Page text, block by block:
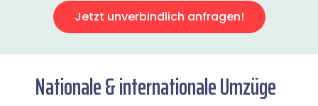
Jetzt unverbindlich anfragen!
Nationale & internationale Umzüge